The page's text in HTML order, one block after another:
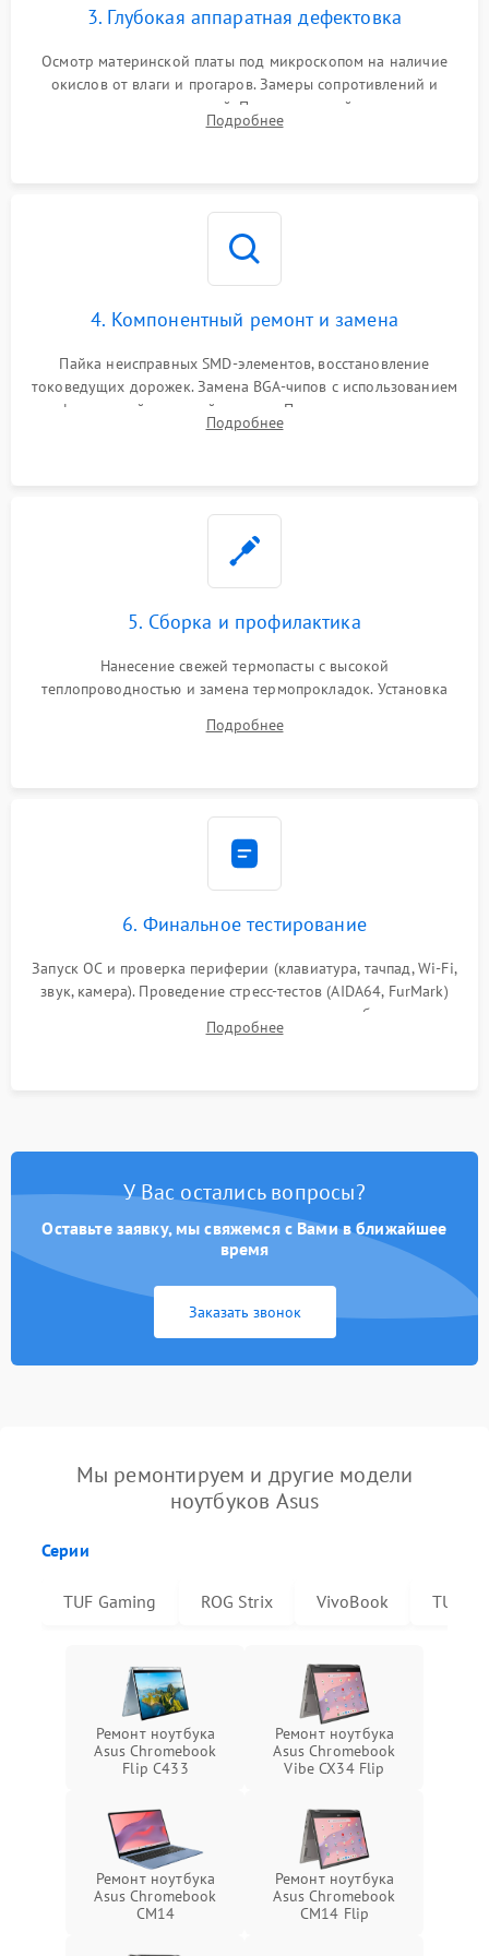
3. Глубокая аппаратная дефектовка
Осмотр материнской платы под микроскопом на наличие
окислов от влаги и прогаров. Замеры сопротивлений и
дежурных напряжений. Проверка цепей питания,
мультиконтроллера, процессора и видеочипа.
Подробнее
4. Компонентный ремонт и замена
Пайка неисправных SMD-элементов, восстановление
токоведущих дорожек. Замена BGA-чипов с использованием
инфракрасной паяльной станции. Прошивка микросхемы
BIOS или замена поврежденных портов USB
Подробнее
5. Сборка и профилактика
Нанесение свежей термопасты с высокой
теплопроводностью и замена термопрокладок. Установка
шлейфов, модулей памяти и накопителей. Предварительная
Подробнее
6. Финальное тестирование
Запуск ОС и проверка периферии (клавиатура, тачпад, Wi-Fi,
звук, камера). Проведение стресс-тестов (AIDA64, FurMark)
для контроля температурного режима и стабильности
системы под пиковой нагрузкой.
Подробнее
У Вас остались вопросы?
Оставьте заявку, мы свяжемся с Вами в ближайшее
время
Заказать звонок
Мы ремонтируем и другие модели
ноутбуков Asus
Серии
TUF Gaming ROG Strix VivoBook TUF
Ремонт ноутбука
Asus Chromebook
Flip C433
Ремонт ноутбука
Asus Chromebook
Vibe CX34 Flip
Ремонт ноутбука
Asus Chromebook
CM14
Ремонт ноутбука
Asus Chromebook
CM14 Flip